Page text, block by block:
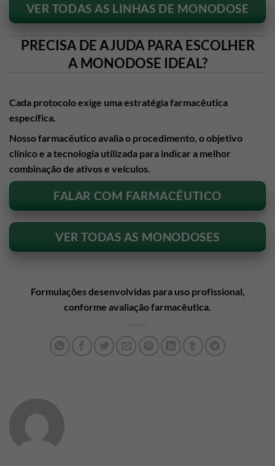
VER TODAS AS LINHAS DE MONODOSE
PRECISA DE AJUDA PARA ESCOLHER
A MONODOSE IDEAL?
Cada protocolo exige uma estratégia farmacêutica
específica.
Nosso farmacêutico avalia o procedimento, o objetivo
clínico e a tecnologia utilizada para indicar a melhor
combinação de ativos e veículos.
FALAR COM FARMACÊUTICO
VER TODAS AS MONODOSES
Formulações desenvolvidas para uso profissional,
conforme avaliação farmacêutica.